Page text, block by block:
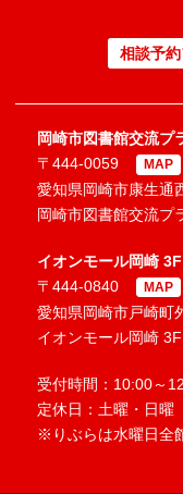
相談予
岡崎市図書館交流プ
〒444-0059
MAP
愛知県岡崎市康生通
岡崎市図書館交流プ
イオンモール岡崎 3F
〒444-0840
MAP
愛知県岡崎市戸崎町
イオンモール岡崎 3F
受付時間：10:00～
定休日：土曜・日曜
※りぶらは水曜日全